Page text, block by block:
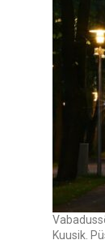
Kuusik.